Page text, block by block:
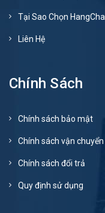
Tại Sao Chọn HangCha
Liên Hệ
Chính Sách
Chính sách bảo mật
Chính sách vận chuyển
Chính sách đổi trả
Quy định sử dụng